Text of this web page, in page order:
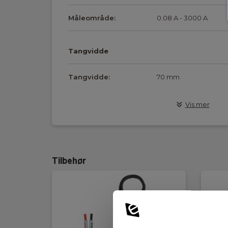
Måleområde: 0.08 A - 3000 A
Tangvidde
Tangvidde: 70 mm
Tilkoblingsplugg:
Ledningslengde:
Standarder og normer
Vis mer
Tilbehør